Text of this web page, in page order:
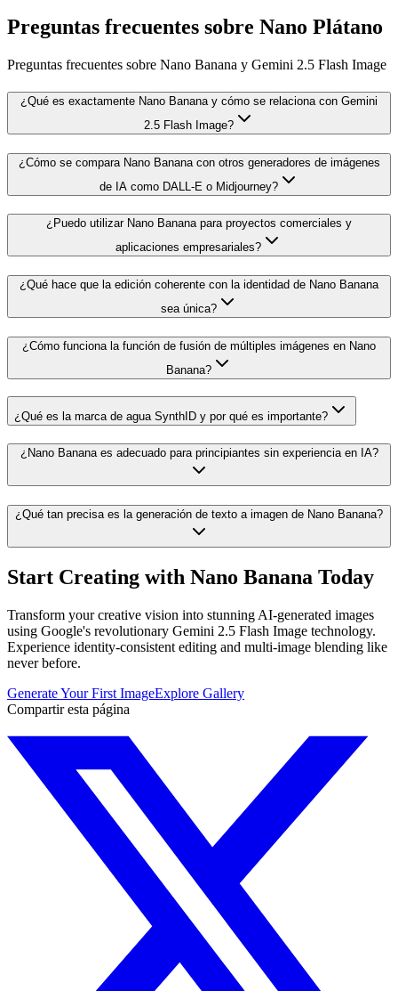
Preguntas frecuentes sobre Nano Plátano
Preguntas frecuentes sobre Nano Banana y Gemini 2.5 Flash Image
¿Qué es exactamente Nano Banana y cómo se relaciona con Gemini
2.5 Flash Image?
¿Cómo se compara Nano Banana con otros generadores de imágenes
de IA como DALL-E o Midjourney?
¿Puedo utilizar Nano Banana para proyectos comerciales y
aplicaciones empresariales?
¿Qué hace que la edición coherente con la identidad de Nano Banana
sea única?
¿Cómo funciona la función de fusión de múltiples imágenes en Nano
Banana?
¿Qué es la marca de agua SynthID y por qué es importante?
¿Nano Banana es adecuado para principiantes sin experiencia en IA?
¿Qué tan precisa es la generación de texto a imagen de Nano Banana?
Start Creating with Nano Banana Today
Transform your creative vision into stunning AI-generated images
using Google's revolutionary Gemini 2.5 Flash Image technology.
Experience identity-consistent editing and multi-image blending like
never before.
Generate Your First ImageExplore Gallery
Compartir esta página